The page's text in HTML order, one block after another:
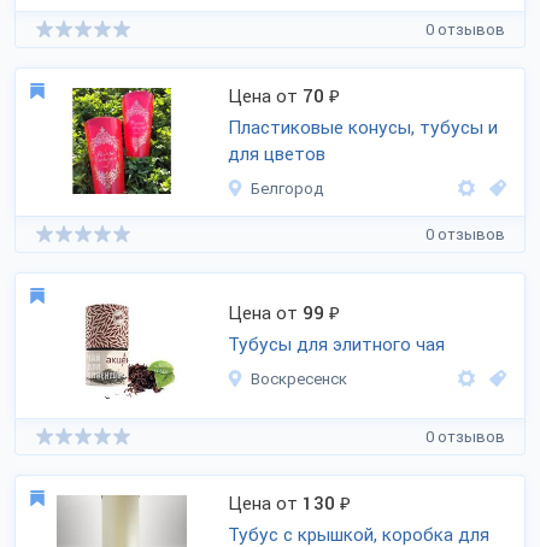
0 отзывов
Цена от 70 ₽
Пластиковые конусы, тубусы и
для цветов
Белгород
0 отзывов
Цена от 99 ₽
Тубусы для элитного чая
Воскресенск
0 отзывов
Цена от 130 ₽
Тубус с крышкой, коробка для